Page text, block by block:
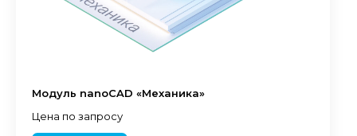
Модуль nanoCAD «Механика»
Цена по запросу